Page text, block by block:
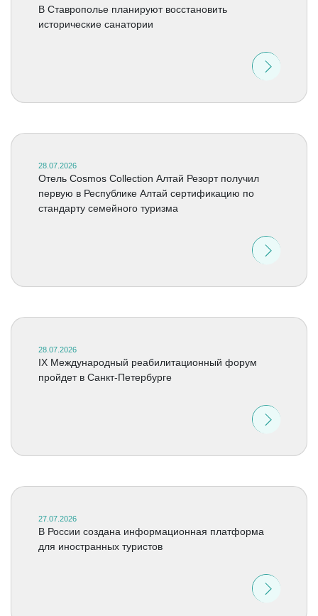
В Ставрополье планируют восстановить
исторические санатории
28.07.2026
Отель Cosmos Collection Алтай Резорт получил
первую в Республике Алтай сертификацию по
стандарту семейного туризма
28.07.2026
IX Международный реабилитационный форум
пройдет в Санкт-Петербурге
27.07.2026
В России создана информационная платформа
для иностранных туристов